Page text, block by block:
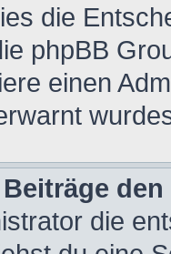
die
phpBB
einen
die